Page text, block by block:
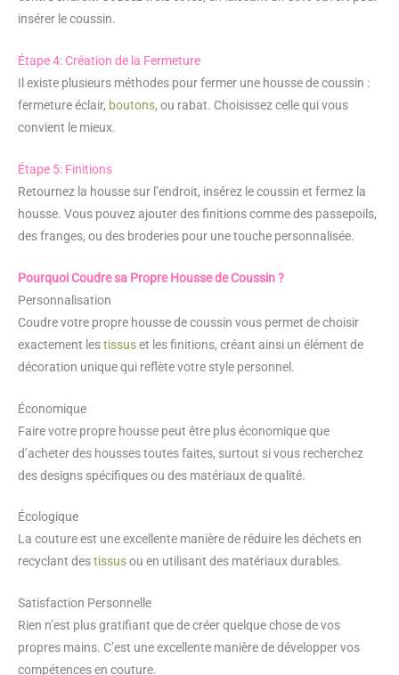
insérer le coussin.
Étape 4: Création de la Fermeture
Il existe plusieurs méthodes pour fermer une housse de coussin :
fermeture éclair, boutons, ou rabat. Choisissez celle qui vous
convient le mieux.
Étape 5: Finitions
Retournez la housse sur l’endroit, insérez le coussin et fermez la
housse. Vous pouvez ajouter des finitions comme des passepoils,
des franges, ou des broderies pour une touche personnalisée.
Pourquoi Coudre sa Propre Housse de Coussin ?
Personnalisation
Coudre votre propre housse de coussin vous permet de choisir
exactement lestissuset les finitions, créant ainsi un élément de
décoration unique qui reflète votre style personnel.
Économique
Faire votre propre housse peut être plus économique que
d’acheter des housses toutes faites, surtout si vous recherchez
des designs spécifiques ou des matériaux de qualité.
Écologique
La couture est une excellente manière de réduire les déchets en
recyclant destissusou en utilisant des matériaux durables.
Satisfaction Personnelle
Rien n’est plus gratifiant que de créer quelque chose de vos
propres mains. C’est une excellente manière de développer vos
compétences en couture.